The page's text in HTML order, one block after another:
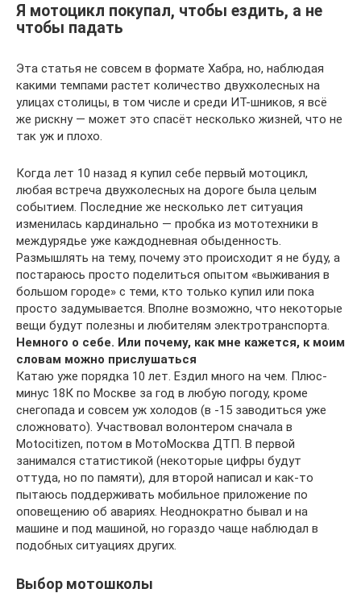
Я мотоцикл покупал, чтобы ездить, а не
чтобы падать
Эта статья не совсем в формате Хабра, но, наблюдая
какими темпами растет количество двухколесных на
улицах столицы, в том числе и среди ИТ-шников, я всё
же рискну — может это спасёт несколько жизней, что не
так уж и плохо.
Когда лет 10 назад я купил себе первый мотоцикл,
любая встреча двухколесных на дороге была целым
событием. Последние же несколько лет ситуация
изменилась кардинально — пробка из мототехники в
междурядье уже каждодневная обыденность.
Размышлять на тему, почему это происходит я не буду, а
постараюсь просто поделиться опытом «выживания в
большом городе» с теми, кто только купил или пока
просто задумывается. Вполне возможно, что некоторые
вещи будут полезны и любителям электротранспорта.
Немного о себе. Или почему, как мне кажется, к моим
словам можно прислушаться
Катаю уже порядка 10 лет. Ездил много на чем. Плюс-
минус 18К по Москве за год в любую погоду, кроме
снегопада и совсем уж холодов (в -15 заводиться уже
сложновато). Участвовал волонтером сначала в
Motocitizen, потом в МотоМосква ДТП. В первой
занимался статистикой (некоторые цифры будут
оттуда, но по памяти), для второй написал и как-то
пытаюсь поддерживать мобильное приложение по
оповещению об авариях. Неоднократно бывал и на
машине и под машиной, но гораздо чаще наблюдал в
подобных ситуациях других.
Выбор мотошколы